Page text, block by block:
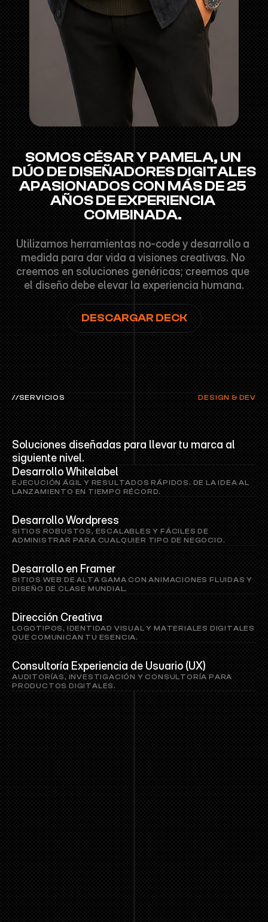
SOMOS CÉSAR Y PAMELA, UN
DÚO DE DISEÑADORES DIGITALES
APASIONADOS CON MÁS DE 25
AÑOS DE EXPERIENCIA
COMBINADA.
Utilizamos herramientas no-code y desarrollo a
medida para dar vida a visiones creativas. No
creemos en soluciones genéricas; creemos que
el diseño debe elevar la experiencia humana.
DESCARGAR DECK
//SERVICIOS DESIGN & DEV
SERVICIOS
Soluciones diseñadas para llevar tu marca al
siguiente nivel.
Desarrollo Whitelabel
EJECUCIÓN ÁGIL Y RESULTADOS RÁPIDOS. DE LA IDEA AL
LANZAMIENTO EN TIEMPO RÉCORD.
Desarrollo Wordpress
SITIOS ROBUSTOS, ESCALABLES Y FÁCILES DE
ADMINISTRAR PARA CUALQUIER TIPO DE NEGOCIO.
Desarrollo en Framer
SITIOS WEB DE ALTA GAMA CON ANIMACIONES FLUIDAS Y
DISEÑO DE CLASE MUNDIAL.
Dirección Creativa
LOGOTIPOS, IDENTIDAD VISUAL Y MATERIALES DIGITALES
QUE COMUNICAN TU ESENCIA.
Consultoría Experiencia de Usuario (UX)
AUDITORÍAS, INVESTIGACIÓN Y CONSULTORÍA PARA
PRODUCTOS DIGITALES.